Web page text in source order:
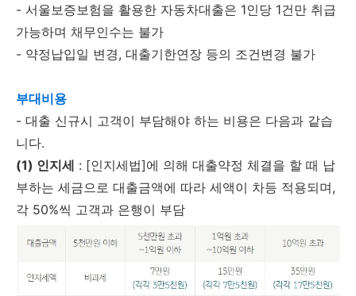
- 서울보증보험을 활용한 자동차대출은 1인당 1건만 취급
가능하며 채무인수는 불가
- 약정납입일 변경, 대출기한연장 등의 조건변경 불가
부대비용
- 대출 신규시 고객이 부담해야 하는 비용은 다음과 같습
니다.
(1) 인지세 : [인지세법]에 의해 대출약정 체결을 할 때 납
부하는 세금으로 대출금액에 따라 세액이 차등 적용되며,
각 50%씩 고객과 은행이 부담